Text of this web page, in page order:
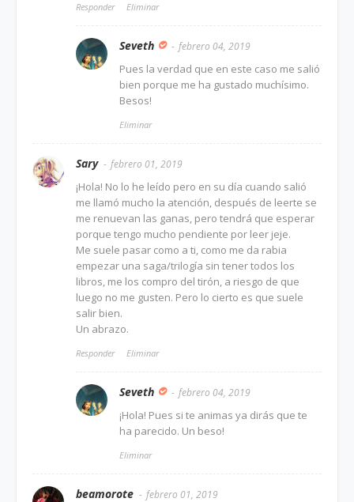
Responder Eliminar
Seveth febrero 04, 2019
Pues la verdad que en este caso me salió
bien porque me ha gustado muchísimo.
Besos!
Eliminar
Sary febrero 01, 2019
¡Hola! No lo he leído pero en su día cuando salió
me llamó mucho la atención, después de leerte se
me renuevan las ganas, pero tendrá que esperar
porque tengo mucho pendiente por leer jeje.
Me suele pasar como a ti, como me da rabia
empezar una saga/trilogía sin tener todos los
libros, me los compro del tirón, a riesgo de que
luego no me gusten. Pero lo cierto es que suele
salir bien.
Un abrazo.
Responder Eliminar
Seveth febrero 04, 2019
¡Hola! Pues si te animas ya dirás que te
ha parecido. Un beso!
Eliminar
beamorote febrero 01, 2019